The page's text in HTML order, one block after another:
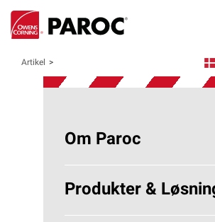
Artikel
Om Paroc
Om PAROC
Hvorfor Stenuld?
Produkter &